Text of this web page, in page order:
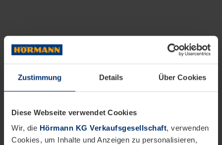
Zustimmung Details Über Cookies
Diese Webseite verwendet Cookies
Wir, die Hörmann KG Verkaufsgesellschaft, verwenden
Cookies, um Inhalte und Anzeigen zu personalisieren,